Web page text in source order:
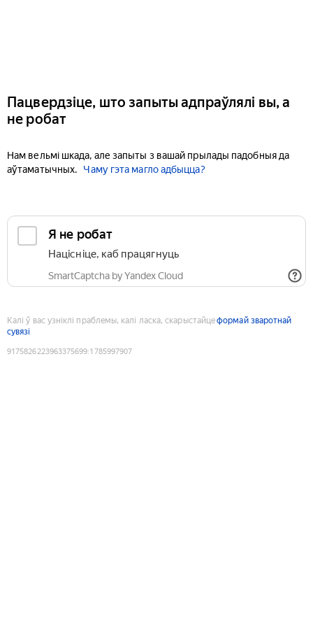
Пацвердзіце, што запыты адпраўлялі вы, а
не робат
Нам вельмі шкада, але запыты з вашай прылады падобныя да
аўтаматычных.
Чаму гэта магло адбыцца?
Я не робат
Націсніце, каб працягнуць
SmartCaptcha by Yandex Cloud
Калі ў вас узніклі праблемы, калі ласка, скарыстайцеформай зваротнай
сувязі
9175826223963375699:1785997907